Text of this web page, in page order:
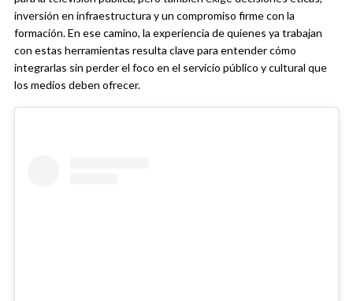
inversión en infraestructura y un compromiso firme con la
formación. En ese camino, la experiencia de quienes ya trabajan
con estas herramientas resulta clave para entender cómo
integrarlas sin perder el foco en el servicio público y cultural que
los medios deben ofrecer.